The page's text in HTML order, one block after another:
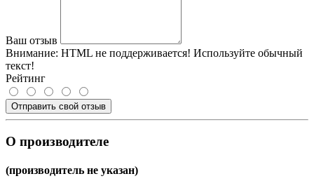
Ваш отзыв
Внимание: HTML не поддерживается! Используйте обычный
текст!
Рейтинг
Отправить свой отзыв
О производителе
(производитель не указан)